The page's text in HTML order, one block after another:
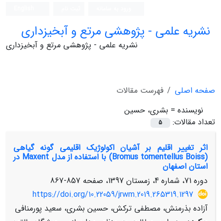
نشریه علمی - پژوهشی مرتع و آبخیزداری
نشریه علمی - پژوهشی مرتع و آبخیزداری
صفحه اصلی
فهرست مقالات
نویسنده = بشری، حسین
تعداد مقالات:
5
اثر تغییر اقلیم بر آشیان اکولوژیک اقلیمی گونه گیاهی
(Bromus tomentellus Boiss) با استفاده از مدل Maxent در
استان اصفهان
دوره 71، شماره 4، زمستان 1397، صفحه
857-867
https://doi.org/10.22059/jrwm.2019.265319.1297
آزاده بذرمنش، مصطفی ترکش، حسین بشری، سعید پورمنافی